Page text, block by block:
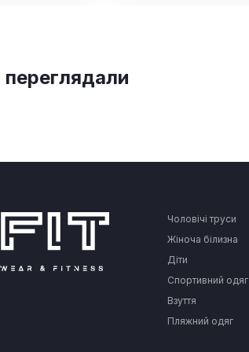
Чоловічі труси
Жіноча білизна
Діти
Спортивний одяг
Взуття
Пляжний одяг